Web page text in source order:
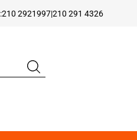
210 2921997|210 291 4326